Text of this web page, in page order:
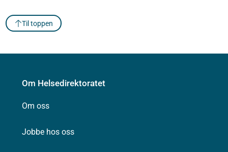
Til toppen
Om Helsedirektoratet
Om oss
Jobbe hos oss